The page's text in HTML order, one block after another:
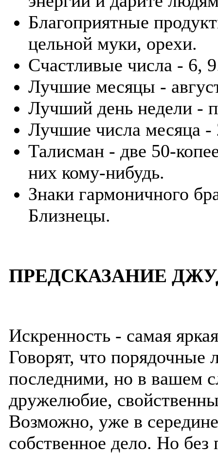
Благоприятные
цельной муки, орехи.
Счастливые числа - 6,
Лучшие месяцы -
Лучший день недели -
Лучшие числа месяца -
Талисман - две 50-
них кому-нибудь.
Знаки гармоничного
Близнецы.
ПРЕДСКАЗАНИЕ
Искренность - самая
Говорят, что
последними, но в вашем
дружелюбие,
Возможно, уже в
собственное дело. Но без